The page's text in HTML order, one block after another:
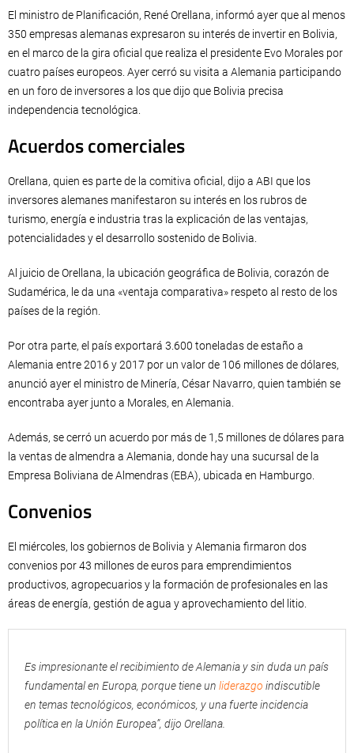
El ministro de Planificación, René Orellana, informó ayer que al menos
350 empresas alemanas expresaron su interés de invertir en Bolivia,
en el marco de la gira oficial que realiza el presidente Evo Morales por
cuatro países europeos. Ayer cerró su visita a Alemania participando
en un foro de inversores a los que dijo que Bolivia precisa
independencia tecnológica.
Acuerdos comerciales
Orellana, quien es parte de la comitiva oficial, dijo a ABI que los
inversores alemanes manifestaron su interés en los rubros de
turismo, energía e industria tras la explicación de las ventajas,
potencialidades y el desarrollo sostenido de Bolivia.
Al juicio de Orellana, la ubicación geográfica de Bolivia, corazón de
Sudamérica, le da una «ventaja comparativa» respeto al resto de los
países de la región.
Por otra parte, el país exportará 3.600 toneladas de estaño a
Alemania entre 2016 y 2017 por un valor de 106 millones de dólares,
anunció ayer el ministro de Minería, César Navarro, quien también se
encontraba ayer junto a Morales, en Alemania.
Además, se cerró un acuerdo por más de 1,5 millones de dólares para
la ventas de almendra a Alemania, donde hay una sucursal de la
Empresa Boliviana de Almendras (EBA), ubicada en Hamburgo.
Convenios
El miércoles, los gobiernos de Bolivia y Alemania firmaron dos
convenios por 43 millones de euros para emprendimientos
productivos, agropecuarios y la formación de profesionales en las
áreas de energía, gestión de agua y aprovechamiento del litio.
Es impresionante el recibimiento de Alemania y sin duda un país
fundamental en Europa, porque tiene un liderazgo indiscutible
en temas tecnológicos, económicos, y una fuerte incidencia
política en la Unión Europea”, dijo Orellana.